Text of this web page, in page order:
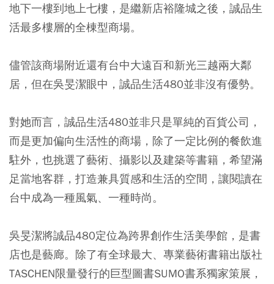
地下一樓到地上七樓，是繼新店裕隆城之後，誠品生
活最多樓層的全棟型商場。
儘管該商場附近還有台中大遠百和新光三越兩大鄰
居，但在吳旻潔眼中，誠品生活480並非沒有優勢。
對她而言，誠品生活480並非只是單純的百貨公司，
而是更加偏向生活性的商場，除了一定比例的餐飲進
駐外，也挑選了藝術、攝影以及建築等書籍，希望滿
足當地客群，打造兼具質感和生活的空間，讓閱讀在
台中成為一種風氣、一種時尚。
吳旻潔將誠品480定位為跨界創作生活美學館，是書
店也是藝廊。除了有全球最大、專業藝術書籍出版社
TASCHEN限量發行的巨型圖書SUMO書系獨家策展，